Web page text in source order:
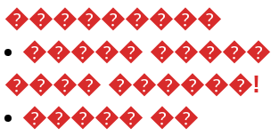
���������
�����
���� ������!
����� ��